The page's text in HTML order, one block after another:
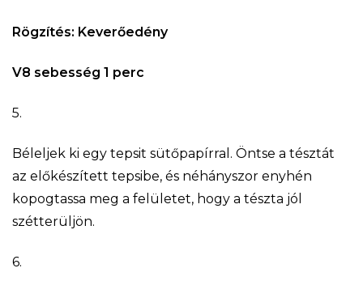
Rögzítés: Keverőedény
V8 sebesség 1 perc
5.
Béleljek ki egy tepsit sütőpapírral. Öntse a tésztát
az előkészített tepsibe, és néhányszor enyhén
kopogtassa meg a felületet, hogy a tészta jól
szétterüljön.
6.